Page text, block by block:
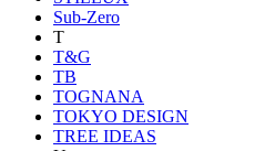
Sub-Zero
T
T&G
TB
TOGNANA
TOKYO DESIGN
TREE IDEAS